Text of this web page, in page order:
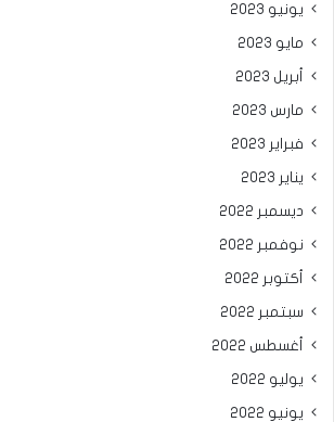
يونيو 2023
مايو 2023
أبريل 2023
مارس 2023
فبراير 2023
يناير 2023
ديسمبر 2022
نوفمبر 2022
أكتوبر 2022
سبتمبر 2022
أغسطس 2022
يوليو 2022
يونيو 2022